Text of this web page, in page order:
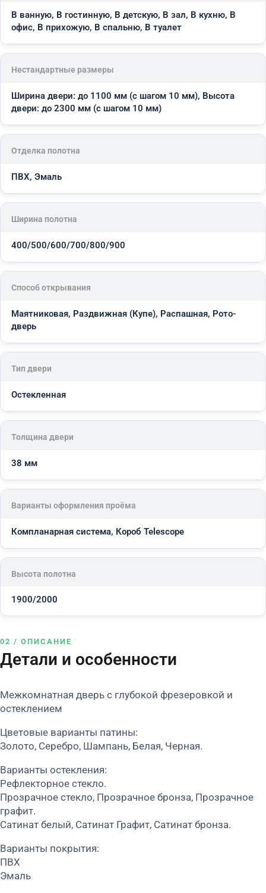
В ванную, В гостинную, В детскую, В зал, В кухню, В
офис, В прихожую, В спальню, В туалет
Нестандартные размеры
Ширина двери: до 1100 мм (с шагом 10 мм), Высота
двери: до 2300 мм (с шагом 10 мм)
Отделка полотна
ПВХ, Эмаль
Ширина полотна
400/500/600/700/800/900
Способ открывания
Маятниковая, Раздвижная (Купе), Распашная, Рото-
дверь
Тип двери
Остекленная
Толщина двери
38 мм
Варианты оформления проёма
Компланарная система, Короб Telescope
Высота полотна
1900/2000
02 / ОПИСАНИЕ
Детали и особенности
Межкомнатная дверь с глубокой фрезеровкой и
остеклением
Цветовые варианты патины:
Золото, Серебро, Шампань, Белая, Черная.
Варианты остекления:
Рефлекторное стекло.
Прозрачное стекло, Прозрачное бронза, Прозрачное
графит.
Сатинат белый, Сатинат Графит, Сатинат бронза.
Варианты покрытия:
ПВХ
Эмаль